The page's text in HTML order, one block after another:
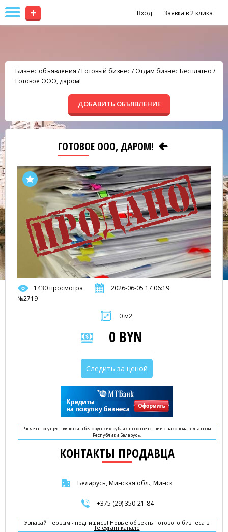
+ Вход Заявка в 2 клика
Бизнес объявления /Готовый бизнес/Отдам бизнес Бесплатно /
Готовое ООО, даром!
ДОБАВИТЬ ОБЪЯВЛЕНИЕ
ГОТОВОЕ ООО, ДАРОМ!
1430 просмотра
2026-06-05 17:06:19
№2719
0 м2
0 BYN
Следить за ценой
Расчеты осуществляются в белорусских рублях в соответствии с законодательством
Республики Беларусь.
КОНТАКТЫ ПРОДАВЦА
Беларусь, Минская обл., Минск
+375 (29) 350-21-84
Узнавай первым - подпишись! Новые объекты готового бизнеса в
Telegram канале